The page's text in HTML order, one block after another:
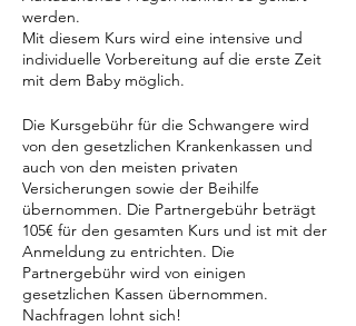
werden.
Mit diesem Kurs wird eine intensive und
individuelle Vorbereitung auf die erste Zeit
mit dem Baby möglich.
Die Kursgebühr für die Schwangere wird
von den gesetzlichen Krankenkassen und
auch von den meisten privaten
Versicherungen sowie der Beihilfe
übernommen. Die Partnergebühr beträgt
105€ für den gesamten Kurs und ist mit der
Anmeldung zu entrichten. Die
Partnergebühr wird von einigen
gesetzlichen Kassen übernommen.
Nachfragen lohnt sich!